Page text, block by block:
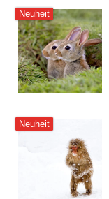
Neuheit
Neuheit